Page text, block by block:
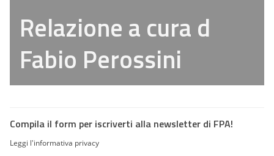
Relazione a cura d
Fabio Perossini
Compila il form per iscriverti alla newsletter di FPA!
Leggi l'informativa privacy